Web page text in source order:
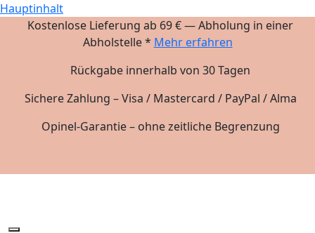
Hauptinhalt
Kostenlose Lieferung ab 69 € — Abholung in einer
Abholstelle * Mehr erfahren
Rückgabe innerhalb von 30 Tagen
Sichere Zahlung – Visa / Mastercard / PayPal / Alma
Opinel-Garantie – ohne zeitliche Begrenzung